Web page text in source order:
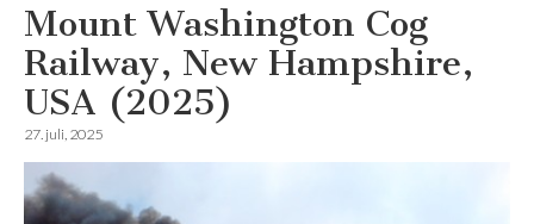
Mount Washington Cog
Railway, New Hampshire,
USA (2025)
27. juli, 2025